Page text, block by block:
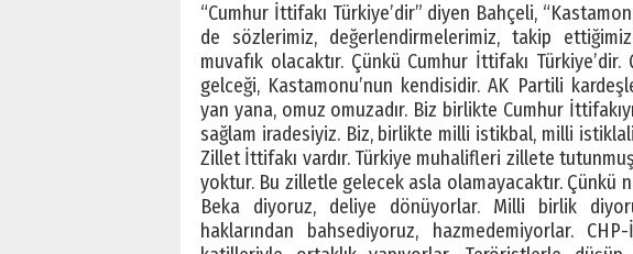
“Cumhur İttifakı Türkiye’dir” diyen Bahçeli,
de sözlerimiz, değerlendirmelerimiz, takip
muvafık olacaktır. Çünkü Cumhur İttifakı
gelceği, Kastamonu’nun kendisidir. AK Partili
yan yana, omuz omuzadır. Biz birlikte Cumhur
sağlam iradesiyiz. Biz, birlikte milli istikbal, milli
Zillet İttifakı vardır. Türkiye muhalifleri zillete
yoktur. Bu zilletle gelecek asla olamayacaktır. Çünkü
Beka diyoruz, deliye dönüyorlar. Milli birlik
haklarından bahsediyoruz, hazmedemiyorlar.